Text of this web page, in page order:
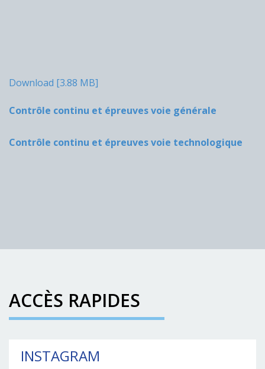
Download [3.88 MB]
Contrôle continu et épreuvesvoie générale
Contrôle continu et épreuves voie technologique
ACCÈS RAPIDES
INSTAGRAM